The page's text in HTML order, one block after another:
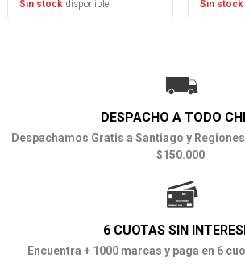
Sin stock disponible Sin stock
DESPACHO A TODO
Despachamos Gratis a Santiago y
$150.000
6 CUOTAS SIN
Encuentra + 1000 marcas y paga en 6